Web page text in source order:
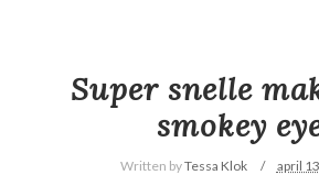
Super snelle
smokey
Written byTessa Klok april